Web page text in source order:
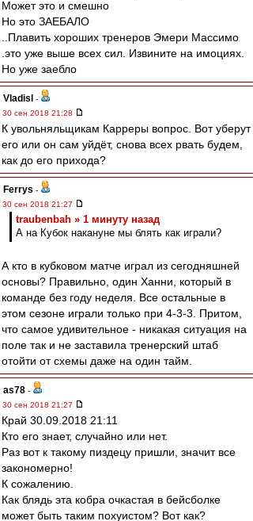
Может это и смешно
Но это ЗАЕБАЛО
..Плавить хороших тренеров Эмери Массимо
.это уже выше всех сил. Извините на имоциях.
Но уже заебло
Vladisl
-
30 сен 2018 21:28
К увольняльщикам Карреры вопрос. Вот уберут
его или он сам уйдёт, снова всех рвать будем,
как до его прихода?
Ferrys -
30 сен 2018 21:27
traubenbah » 1 минуту назад
А на Кубок накануне мы блять как играли?
А кто в кубковом матче играл из сегодняшней
основы? Правильно, один Ханни, который в
команде без году неделя. Все остальные в
этом сезоне играли только при 4-3-3. Притом,
что самое удивительное - никакая ситуация на
поле так и не заставила тренерский штаб
отойти от схемы даже на один тайм.
as78 -
30 сен 2018 21:27
Край 30.09.2018 21:11
Кто его знает, случайно или нет.
Раз вот к такому пиздецу пришли, значит все
закономерно!
К сожалению.
Как блядь эта кобра очкастая в бейсболке
может быть таким похуистом? Вот как?